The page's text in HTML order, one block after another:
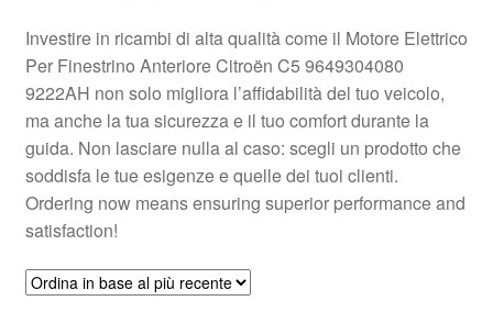
Investire in ricambi di alta qualità come il Motore Elettrico
Per Finestrino Anteriore Citroën C5 9649304080
9222AH non solo migliora l’affidabilità del tuo veicolo,
ma anche la tua sicurezza e il tuo comfort durante la
guida. Non lasciare nulla al caso: scegli un prodotto che
soddisfa le tue esigenze e quelle dei tuoi clienti.
Ordering now means ensuring superior performance and
satisfaction!